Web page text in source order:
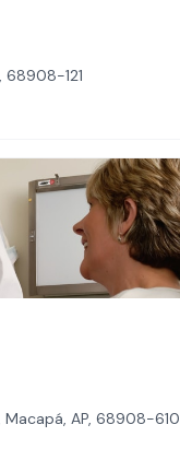
68908-121
Macapá, AP, 68908-610